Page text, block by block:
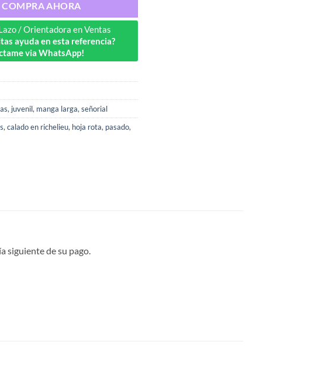
COMPRA AHORA
/ Orientadora en Ventas
ayuda en esta referencia?
via WhatsApp!
, juvenil, manga larga, señorial
, calado en richelieu, hoja rota, pasado,
siguiente de su pago.